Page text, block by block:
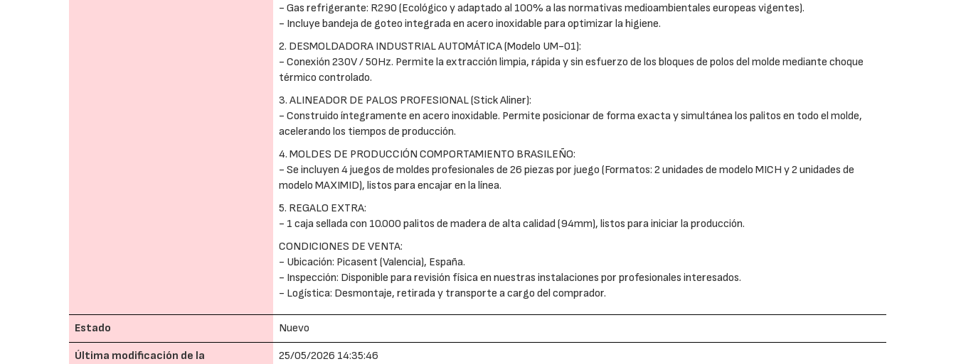
- Gas refrigerante: R290 (Ecológico y adaptado al 100% a las normativas medioambientales europeas vigentes).
- Incluye bandeja de goteo integrada en acero inoxidable para optimizar la higiene.
2. DESMOLDADORA INDUSTRIAL AUTOMÁTICA (Modelo UM-01):
- Conexión 230V / 50Hz. Permite la extracción limpia, rápida y sin esfuerzo de los bloques de polos del molde mediante choque
térmico controlado.
3. ALINEADOR DE PALOS PROFESIONAL (Stick Aliner):
- Construido íntegramente en acero inoxidable. Permite posicionar de forma exacta y simultánea los palitos en todo el molde,
acelerando los tiempos de producción.
4. MOLDES DE PRODUCCIÓN COMPORTAMIENTO BRASILEÑO:
- Se incluyen 4 juegos de moldes profesionales de 26 piezas por juego (Formatos: 2 unidades de modelo MICH y 2 unidades de
modelo MAXIMID), listos para encajar en la línea.
5. REGALO EXTRA:
- 1 caja sellada con 10.000 palitos de madera de alta calidad (94mm), listos para iniciar la producción.
CONDICIONES DE VENTA:
- Ubicación: Picasent (Valencia), España.
- Inspección: Disponible para revisión física en nuestras instalaciones por profesionales interesados.
- Logística: Desmontaje, retirada y transporte a cargo del comprador.
Estado Nuevo
Última modificación de la
25/05/2026 14:35:46